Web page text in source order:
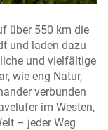
über 550 km die
und laden dazu
und vielfältige
wie eng Natur,
verbunden
im Westen,
– jeder Weg